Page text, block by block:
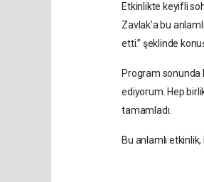
Etkinlikte keyifli
Zavlak’a bu
etti.” şeklinde
Program sonunda
ediyorum. Hep
tamamladı.
Bu anlamlı etkinlik,